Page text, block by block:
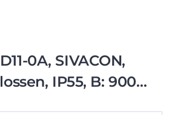
0A, SIVACON,
IP55, B: 900